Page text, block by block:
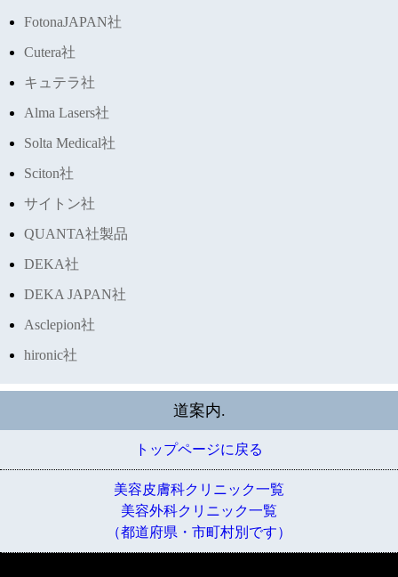
FotonaJAPAN社
Cutera社
キュテラ社
Alma Lasers社
Solta Medical社
Sciton社
サイトン社
QUANTA社製品
DEKA社
DEKA JAPAN社
Asclepion社
hironic社
道案内.
トップページに戻る
美容皮膚科クリニック一覧
美容外科クリニック一覧
（都道府県・市町村別です）